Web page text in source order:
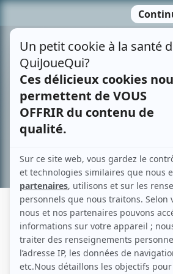
contenu
SARAH LEFEBVRE
Liens
Fiche de Sarah Lefebvre sur Showbizz.net